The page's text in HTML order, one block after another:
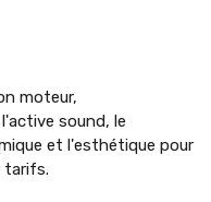
moteur,
sound, le
et l'esthétique pour
tarifs.